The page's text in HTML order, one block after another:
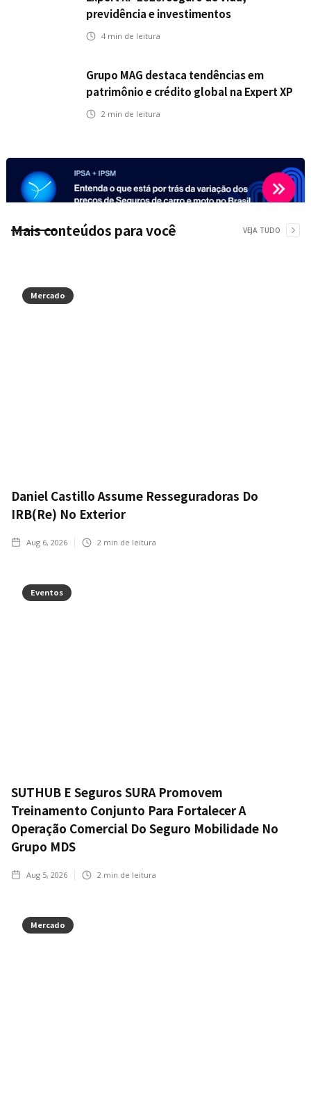
previdência e investimentos
estabelecem uma nova agenda para a
4 min de leitura
Grupo MAG destaca tendências em
patrimônio e crédito global na Expert XP
2026
2 min de leitura
Mais conteúdos para você VEJA TUDO
Mercado
Daniel Castillo Assume Resseguradoras Do
IRB(Re) No Exterior
Aug 6, 2026 2 min de leitura
Eventos
SUTHUB E Seguros SURA Promovem
Treinamento Conjunto Para Fortalecer A
Operação Comercial Do Seguro Mobilidade No
Grupo MDS
Aug 5, 2026 2 min de leitura
Mercado